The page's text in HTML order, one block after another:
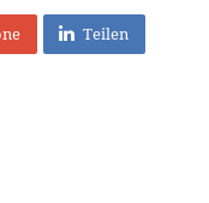
Teilen